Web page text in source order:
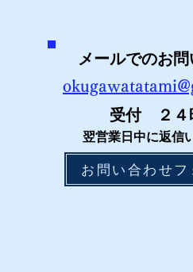
メールでのお
受付 ２４
翌営業日中に返信
お問い合わせフ